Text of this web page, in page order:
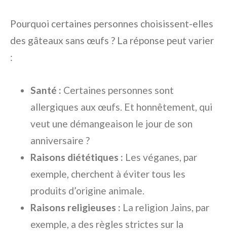
Pourquoi certaines personnes choisissent-elles
des gâteaux sans œufs ? La réponse peut varier
:
Santé : Certaines personnes sont
allergiques aux œufs. Et honnêtement, qui
veut une démangeaison le jour de son
anniversaire ?
Raisons diététiques : Les véganes, par
exemple, cherchent à éviter tous les
produits d’origine animale.
Raisons religieuses : La religion Jains, par
exemple, a des règles strictes sur la